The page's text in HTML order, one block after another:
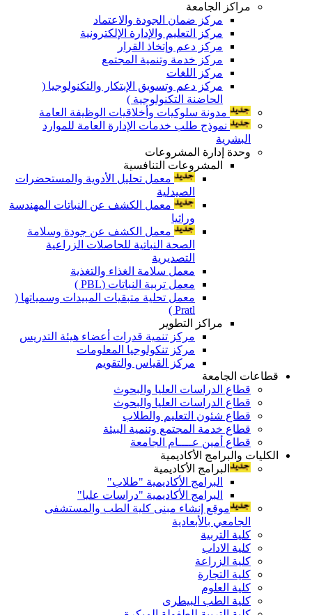
مراكز الجامعة
مركز ضمان الجودة والاعتماد
مركز التعليم والإدارة الإلكترونية
مركز دعم وإتخاذ القرار
مركز خدمة وتنمية المجتمع
مركز اللغات
مركز دعم وتسويق الإبتكار والتكنولوجيا (
الحاضنة التكنولوجية )
مدونة سلوكيات وأخلاقيات الوظيفة العامة
نموذج طلب خدمات الإدارة العامة للموارد
البشرية
وحدة إدارة المشروعات
المشروعات التنافسية
معمل تحليل الأدوية والمستحضرات
الصيدلية
معمل الكشف عن النباتات المهندسة
وراثيا
معمل الكشف عن جودة وسلامة
الصحة النباتية للحاصلات الزراعية
التصديرية
معمل سلامة الغذاء والتغذية
معمل تربية النباتات (PBL )
معمل تحلية متبقيات المبيدات وسمياتها (
Pratl )
مراكز التطوير
مركز تنمية قدرات أعضاء هيئة التدريس
مركز تنكولوجيا المعلومات
مركز القياس والتقويم
قطاعات الجامعة
قطاع الدراسات العليا والبحوث
قطاع الدراسات العليا والبحوث
قطاع شئون التعليم والطلاب
قطاع خدمة المجتمع وتنمية البيئة
قطاع أمين عــــام الجامعة
الكليات والبرامج الأكاديمية
البرامج الأكاديمية
البرامج الأكاديمية "طلاب"
البرامج الأكاديمية "دراسات عليا"
موقع إنشاء مبنى كلية الطب والمستشفى
الجامعي بالأبعادية
كلية التربية
كلية الاداب
كلية الزراعة
كلية التجارة
كلية العلوم
كلية الطب البيطرى